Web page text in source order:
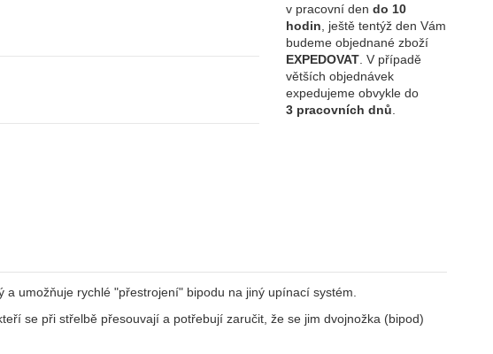
v pracovní dendo 10
hodin , ještě tentýž den Vám
budeme objednané zboží
EXPEDOVAT . V případě
větších objednávek
expedujeme obvykle do
3 pracovních dnů
a umožňuje rychlé "přestrojení" bipodu na jiný upínací systém.
se při střelbě přesouvají a potřebují zaručit, že se jim dvojnožka (bipod)